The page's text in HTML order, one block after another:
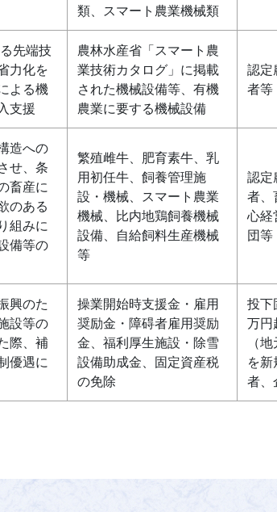
類、スマート農業機械類
先端技
力化を
よる機
支援
農林水産省「スマート農
業技術カタログ」に掲載
された機械設備等、有機
農業に要する機械設備
認定
者等
造への
せ、条
畜産に
のある
組みに
備等の
繁殖雌牛、肥育素牛、乳
用初任牛、飼養管理施
設・機械、スマート農業
機械、比内地鶏飼養機械
設備、自給飼料生産機械
等
認定
者、
心経
団等
興のた
設等の
際、補
優遇に
操業開始時支援金・雇用
奨励金・障碍者雇用奨励
金、福利厚生施設・除雪
設備助成金、固定資産税
の免除
投下
万円
（
を
者、